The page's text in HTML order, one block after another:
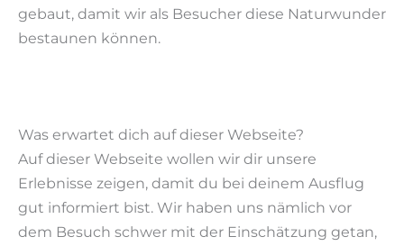
gebaut, damit wir als Besucher diese Naturwunder
bestaunen können.
Was erwartet dich auf dieser Webseite?
Auf dieser Webseite wollen wir dir unsere
Erlebnisse zeigen, damit du bei deinem Ausflug
gut informiert bist. Wir haben uns nämlich vor
dem Besuch schwer mit der Einschätzung getan,